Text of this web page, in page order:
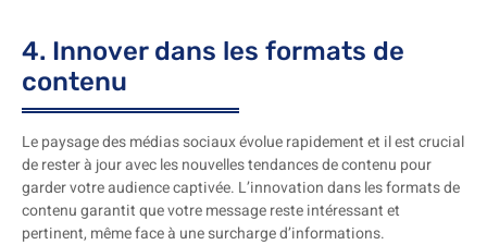
4. Innover dans les formats de
contenu
Le paysage des médias sociaux évolue rapidement et il est crucial
de rester à jour avec les nouvelles tendances de contenu pour
garder votre audience captivée. L’innovation dans les formats de
contenu garantit que votre message reste intéressant et
pertinent, même face à une surcharge d’informations.